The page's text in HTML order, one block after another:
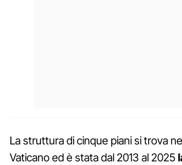
La struttura di cinque piani si trova
Vaticano ed è stata dal 2013 al 2025